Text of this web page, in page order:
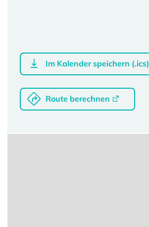
Im Kalender speichern (.ics)
Route berechnen